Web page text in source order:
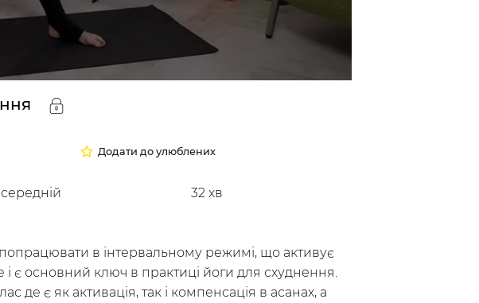
Додати до улюблених
32 хв
попрацювати в інтервальному режимі, що активує
і є основний ключ в практиці йоги для схуднення.
де є як активація, так і компенсація в асанах, а